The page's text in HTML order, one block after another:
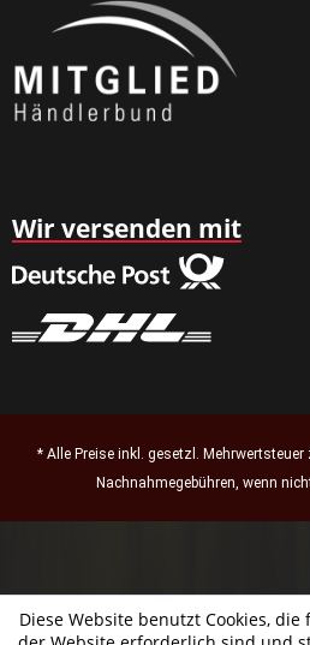
Wir versenden mit
* Alle Preise inkl. gesetzl. Mehrwertsteuer
Nachnahmegebühren, wenn
Diese Website benutzt Cookies,